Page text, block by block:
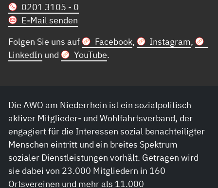
0201 3105 - 0
E-Mail senden
Folgen Sie uns auf
Facebook, Instagram,
LinkedIn und YouTube.
Die AWO am Niederrhein ist ein sozialpolitisch
aktiver Mitglieder- und Wohlfahrtsverband, der
engagiert für die Interessen sozial benachteiligter
Menschen eintritt und ein breites Spektrum
sozialer Dienstleistungen vorhält. Getragen wird
sie dabei von 23.000 Mitgliedern in 160
Ortsvereinen und mehr als 11.000